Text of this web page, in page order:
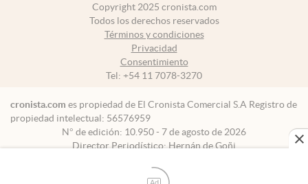
Copyright 2025 cronista.com
Todos los derechos reservados
Términos y condiciones
Privacidad
Consentimiento
Tel: +54 11 7078-3270
cronista.com es propiedad de El Cronista Comercial S.A Registro de
propiedad intelectual: 56576959
N° de edición: 10.950 - 7 de agosto de 2026
Director Periodístico: Hernán de Goñi